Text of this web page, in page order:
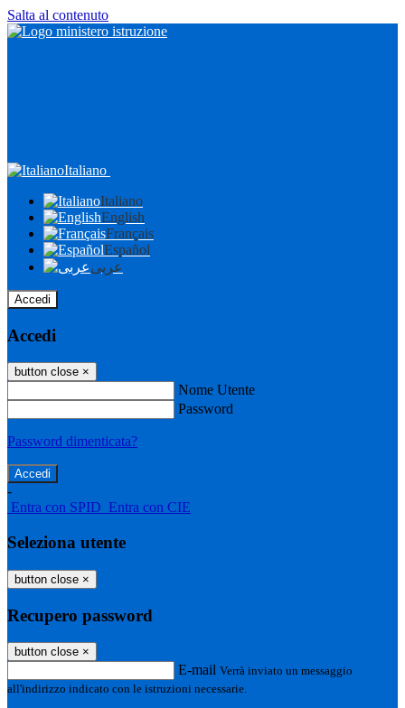
Salta al contenuto
Italiano
Italiano
English
Français
Español
عربى
Accedi
Accedi
button close ×
Nome Utente
Password
Password dimenticata?
-
Entra con SPID Entra con CIE
Seleziona utente
button close ×
Recupero password
button close ×
E-mail Verrà inviato un messaggio
all'indirizzo indicato con le istruzioni necessarie.